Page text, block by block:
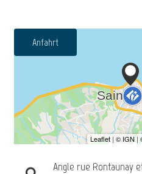
Anfahrt
Angle rue Rontaunay